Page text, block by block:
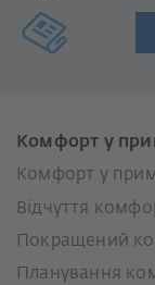
Комфорт у
Комфорт у
Відчуття
Покращений
Планування